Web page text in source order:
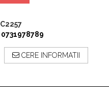
C2257
0731978789
CERE INFORMATII